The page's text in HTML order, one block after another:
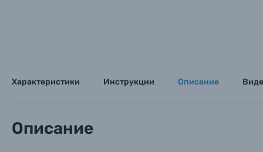
Пленочные фотоаппараты
Характеристики Инструкции Описание
Описание